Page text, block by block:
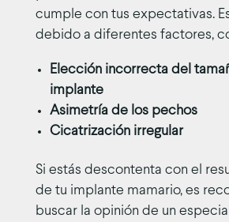
cumple con tus expectativas.
debido a diferentes factores,
Elección incorrecta del
implante
Asimetría de los pechos
Cicatrización irregular
Si estás descontenta con el
de tu implante mamario, es
buscar la opinión de un